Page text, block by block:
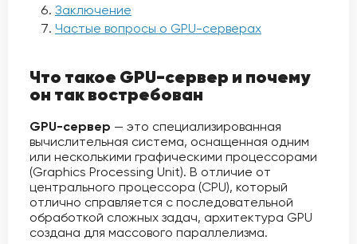
Заключение
Частые вопросы о GPU-серверах
Что такое GPU-сервер и почему
он так востребован
GPU-сервер — это специализированная
вычислительная система, оснащенная одним
или несколькими графическими процессорами
(Graphics Processing Unit). В отличие от
центрального процессора (CPU), который
отлично справляется с последовательной
обработкой сложных задач, архитектура GPU
создана для массового параллелизма.